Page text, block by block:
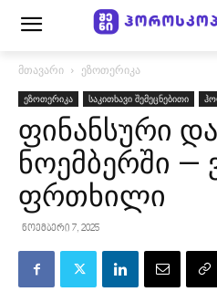
მთავარი ეზოთერიკა
ეზოთერიკა საკითხავი შემეცნებითი
ფინანსური
ნოემბერში —
ფრთხილი
ნოემბერი 7, 2025